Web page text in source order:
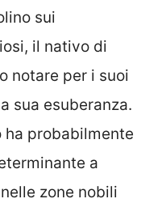
sui
il nativo di
notare per i suoi
sua esuberanza.
ha probabilmente
a
zone nobili